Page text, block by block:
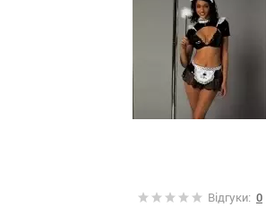
Відгуки: 0